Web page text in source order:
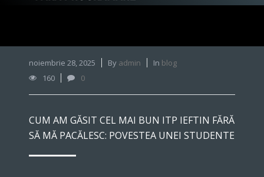
noiembrie 28, 2025 By admin In blog
160
0
CUM AM GĂSIT CEL MAI BUN ITP IEFTIN FĂRĂ
SĂ MĂ PACĂLESC: POVESTEA UNEI STUDENTE